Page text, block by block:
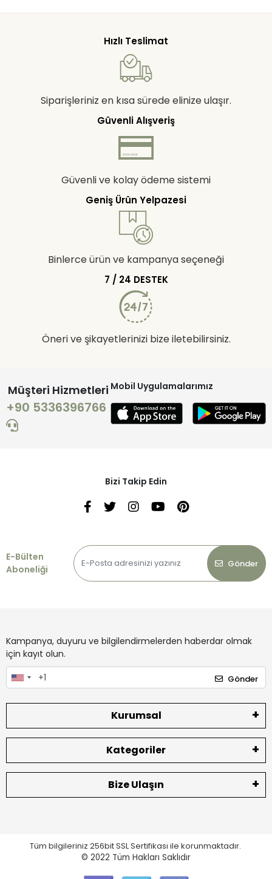
Hızlı Teslimat
Siparişleriniz en kısa sürede elinize ulaşır.
Güvenli Alışveriş
Güvenli ve kolay ödeme sistemi
Geniş Ürün Yelpazesi
Binlerce ürün ve kampanya seçeneği
7 / 24 DESTEK
Öneri ve şikayetlerinizi bize iletebilirsiniz.
Müşteri Hizmetleri
+90 5336396766
Mobil Uygulamalarımız
Bizi Takip Edin
E-Bülten
Aboneliği
Gönder
Kampanya, duyuru ve bilgilendirmelerden haberdar olmak
için kayıt olun.
Gönder
Kurumsal
Kategoriler
Bize Ulaşın
Tüm bilgileriniz 256bit SSL Sertifikası ile korunmaktadır.
© 2022 Tüm Hakları Saklıdır